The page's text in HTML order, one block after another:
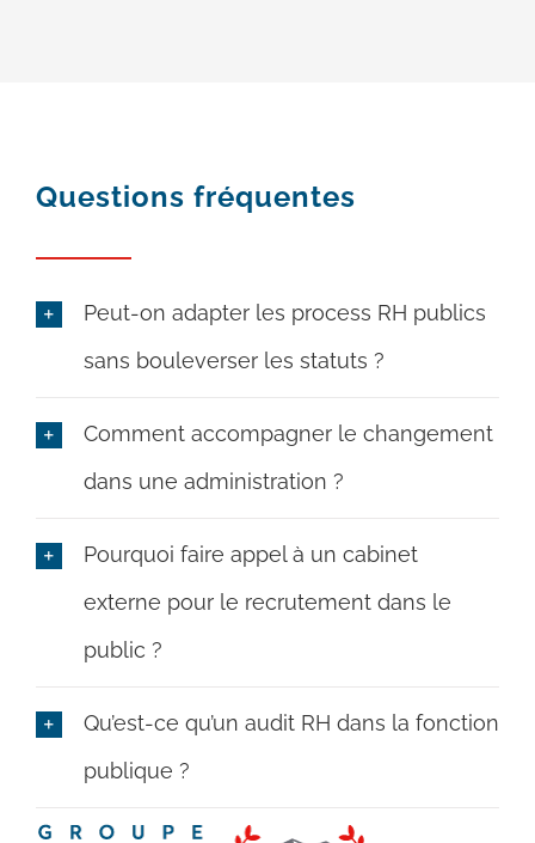
Questions fréquentes
Peut-on adapter les process RH publics
sans bouleverser les statuts ?
Comment accompagner le changement
dans une administration ?
Pourquoi faire appel à un cabinet
externe pour le recrutement dans le
public ?
Qu’est-ce qu’un audit RH dans la fonction
publique ?